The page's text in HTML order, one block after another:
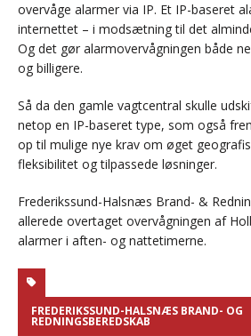
overvåge alarmer via IP. Et IP-baseret
internettet – i modsætning til det
Og det gør alarmovervågningen både
og billigere.
Så da den gamle vagtcentral skulle
netop en IP-baseret type, som også
op til mulige nye krav om øget
fleksibilitet og tilpassede løsninger.
Frederikssund-Halsnæs Brand- &
allerede overtaget overvågningen af
alarmer i aften- og nattetimerne.
FREDERIKSSUND-HALSNÆS BRAND- OG
REDNINGSBEREDSKAB